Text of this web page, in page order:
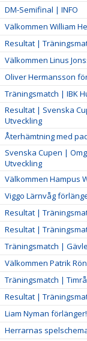
DM-Semifinal | INFO
Välkommen William
Resultat |
Välkommen Linus
Oliver Hermansson
Träningsmatch | IBK
Resultat | Svenska
Utveckling
Återhämtning med
Svenska Cupen |
Utveckling
Välkommen Hampus
Viggo Lärnvåg
Resultat |
Resultat |
Träningsmatch |
Välkommen Patrik
Träningsmatch | Timrå
Resultat |
Liam Nyman förlänger!
Herrarnas